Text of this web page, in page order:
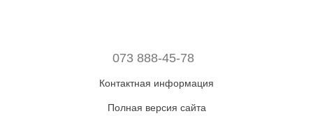
073 888-45-78
Контактная информация
Полная версия сайта